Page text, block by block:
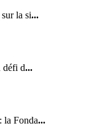
la si...
défi d...
la Fonda...